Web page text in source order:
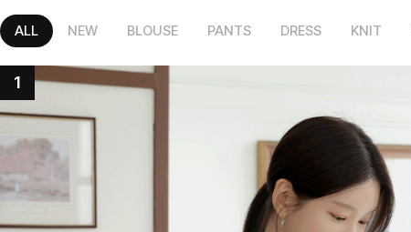
ALL NEW BLOUSE PANTS DRESS KNIT